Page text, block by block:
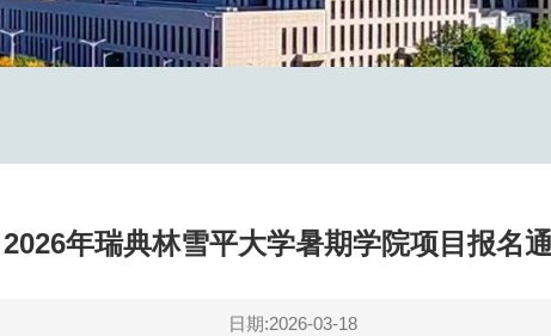
2026年瑞典林雪平大学暑期学院项目报名
日期:2026-03-18